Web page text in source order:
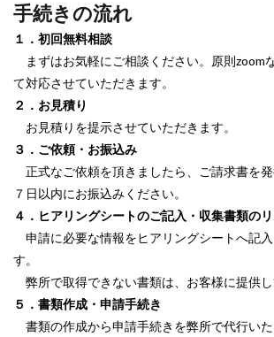
手続きの流れ
１．初回無料相談
まずはお気軽にご相談ください。原則zoom
て対応させていただきます。
２．お見積り
お見積りを提示させていただきます。
３．ご依頼・お振込み
正式なご依頼を頂きましたら、ご請求書を
７日以内にお振込みください。
４．ヒアリングシートのご記入・収集書類の
申請に必要な情報をヒアリングシートへ記
す。
弊所で取得できない書類は、お客様に提供し
５．書類作成・申請手続き
書類の作成から申請手続きを弊所で代行いた